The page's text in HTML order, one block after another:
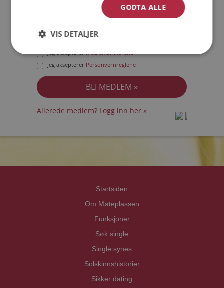
Jeg akseptererMedlemsvilkårene
Jeg aksepterer Personvernreglene
Allerede medlem? Logg inn her »
Startsiden
Om Møteplassen
Funksjoner
Søk single
Single synes
Solskinnshistorier
Sikker dating
GODTA ALLE
VIS DETALJER